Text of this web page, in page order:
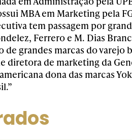
MBA em Marketing pela
tem passagem por
Ferrero e M. Dias
de grandes marcas do varejo
diretora de marketing da
dona das marcas